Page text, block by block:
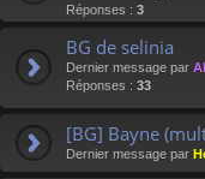
Réponses : 3
BG de selinia
Dernier message par
Réponses : 33
[BG] Bayne
Dernier message par